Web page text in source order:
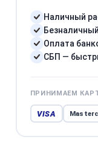
Наличный
Оплата
СБП —
ПРИНИМАЕМ
VISA